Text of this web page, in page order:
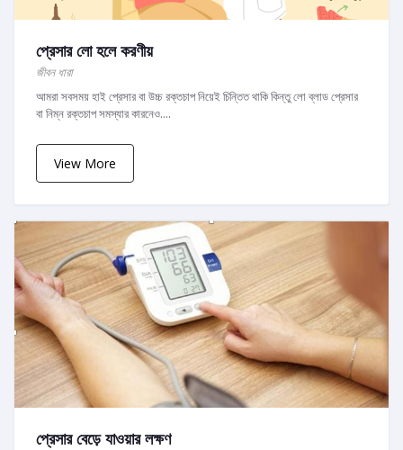
প্রেসার লো হলে করণীয়
জীবন ধারা
আমরা সবসময় হাই প্রেসার বা উচ্চ রক্তচাপ নিয়েই চিন্তিত থাকি কিন্তু লো ব্লাড প্রেসার
বা নিম্ন রক্তচাপ সমস্যার কারনেও....
View More
প্রেসার বেড়ে যাওয়ার লক্ষণ